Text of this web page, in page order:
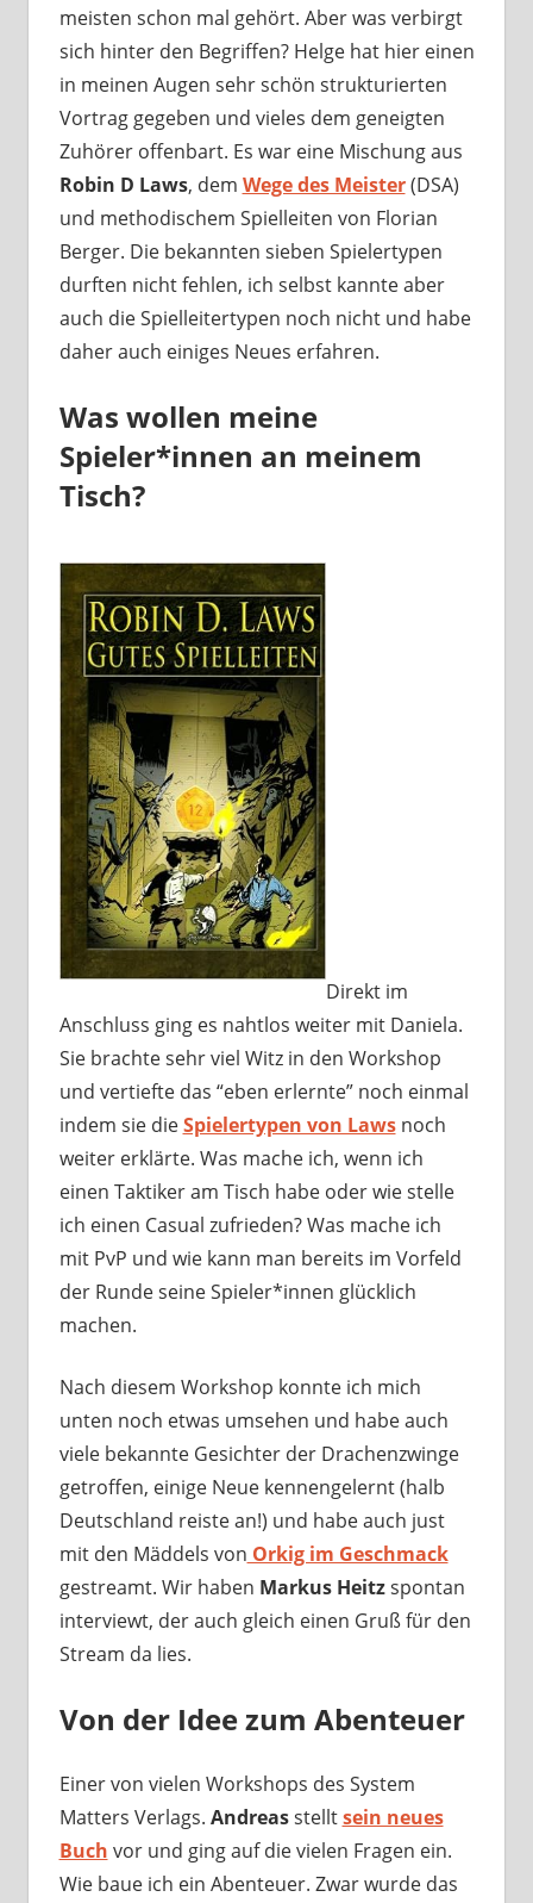
meisten schon mal gehört. Aber was verbirgt
sich hinter den Begriffen? Helge hat hier einen
in meinen Augen sehr schön strukturierten
Vortrag gegeben und vieles dem geneigten
Zuhörer offenbart. Es war eine Mischung aus
Robin D Laws, dem Wege des Meister(DSA)
und methodischem Spielleiten von Florian
Berger. Die bekannten sieben Spielertypen
durften nicht fehlen, ich selbst kannte aber
auch die Spielleitertypen noch nicht und habe
daher auch einiges Neues erfahren.
Was wollen meine
Spieler*innen an meinem
Tisch?
Direkt im
Anschluss ging es nahtlos weiter mit Daniela.
Sie brachte sehr viel Witz in den Workshop
und vertiefte das “eben erlernte” noch einmal
indem sie dieSpielertypen von Lawsnoch
weiter erklärte. Was mache ich, wenn ich
einen Taktiker am Tisch habe oder wie stelle
ich einen Casual zufrieden? Was mache ich
mit PvP und wie kann man bereits im Vorfeld
der Runde seine Spieler*innen glücklich
machen.
Nach diesem Workshop konnte ich mich
unten noch etwas umsehen und habe auch
viele bekannte Gesichter der Drachenzwinge
getroffen, einige Neue kennengelernt (halb
Deutschland reiste an!) und habe auch just
mit den Mäddels von Orkig im Geschmack
gestreamt. Wir haben Markus Heitzspontan
interviewt, der auch gleich einen Gruß für den
Stream da lies.
Von der Idee zum Abenteuer
Einer von vielen Workshops des System
Matters Verlags. Andreasstelltsein neues
Buch vor und ging auf die vielen Fragen ein.
Wie baue ich ein Abenteuer. Zwar wurde das